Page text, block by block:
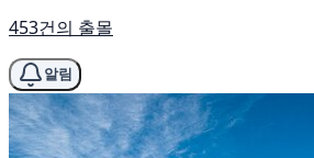
453건의 출몰
알림